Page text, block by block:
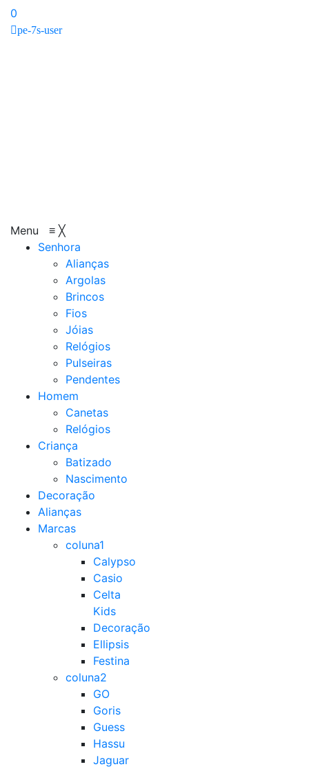
0
pe-7s-user
Menu ≡ ╳
Senhora
Alianças
Argolas
Brincos
Fios
Jóias
Relógios
Pulseiras
Pendentes
Homem
Canetas
Relógios
Criança
Batizado
Nascimento
Decoração
Alianças
Marcas
coluna1
Calypso
Casio
Celta
Kids
Decoração
Ellipsis
Festina
coluna2
GO
Goris
Guess
Hassu
Jaguar